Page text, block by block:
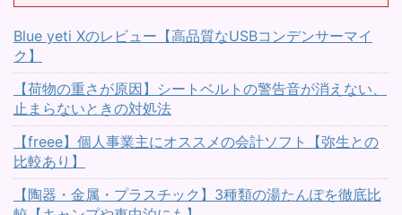
たことを行動してみる 思
い通りで楽しい人生 ...
Blue yeti Xのレビュー【高品質なUSBコンデンサーマイ
ク】
【荷物の重さが原因】シートベルトの警告音が消えない、
止まらないときの対処法
【freee】個人事業主にオススメの会計ソフト【弥生との
比較あり】
【陶器・金属・プラスチック】3種類の湯たんぽを徹底比